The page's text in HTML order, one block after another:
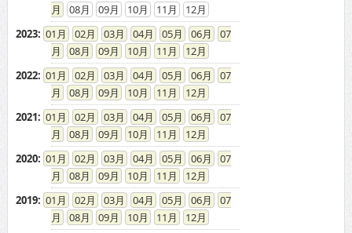
08
09 10 11
12
2023: 01 02 03 04 05 06
07
08
09 10 11
12
2022: 01 02 03 04 05 06
07
08
09 10 11
12
2021: 01 02 03 04 05 06
07
08
09 10 11
12
2020: 01 02 03 04 05 06
07
08
09 10 11
12
2019: 01 02 03 04 05 06
07
08
09 10 11
12